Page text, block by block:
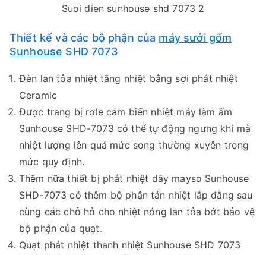
Suoi dien sunhouse shd 7073 2
Thiết kế và các bộ phận của máy sưởi gốm
Sunhouse SHD 7073
Đèn lan tỏa nhiệt tăng nhiệt bằng sợi phát nhiệt
Ceramic
Được trang bị rơle cảm biến nhiệt máy làm ấm
Sunhouse SHD-7073 có thể tự động ngưng khi mà
nhiệt lượng lên quá mức song thường xuyên trong
mức quy định.
Thêm nữa thiết bị phát nhiệt dây mayso Sunhouse
SHD-7073 có thêm bộ phận tản nhiệt lắp đằng sau
cùng các chỗ hở cho nhiệt nóng lan tỏa bớt bảo vệ
bộ phận của quạt.
Quạt phát nhiệt thanh nhiệt Sunhouse SHD 7073